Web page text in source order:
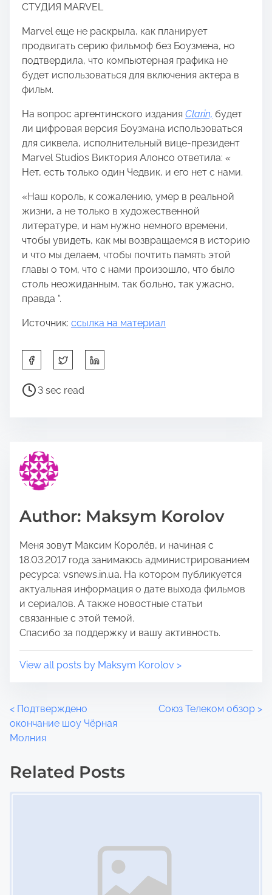
СТУДИЯ MARVEL
Marvel еще не раскрыла, как планирует
продвигать серию фильмоф без Боузмена, но
подтвердила, что компьютерная графика не
будет использоваться для включения актера в
фильм.
На вопрос аргентинского издания Clarin, будет
ли цифровая версия Боузмана использоваться
для сиквела, исполнительный вице-президент
Marvel Studios Виктория Алонсо ответила: «
Нет, есть только один Чедвик, и его нет с нами.
«Наш король, к сожалению, умер в реальной
жизни, а не только в художественной
литературе, и нам нужно немного времени,
чтобы увидеть, как мы возвращаемся в историю
и что мы делаем, чтобы почтить память этой
главы о том, что с нами произошло, что было
столь неожиданным, так больно, так ужасно,
правда “.
Источник: ссылка на материал
h
a
s
p
s
o
n
:
P
o
e
a
d
i
e
3 sec read
Author: Maksym Korolov
Меня зовут Максим Королёв, и начиная с
18.03.2017 года занимаюсь администрированием
ресурса: vsnews.in.ua. На котором публикуется
актуальная информация о дате выхода фильмов
и сериалов. А также новостные статьи
связанные с этой темой.
Спасибо за поддержку и вашу активность.
View all posts by Maksym Korolov >
P
o
s
< Подтверждено
окончание шоу Чёрная
Молния
Союз Телеком обзор >
Related Posts